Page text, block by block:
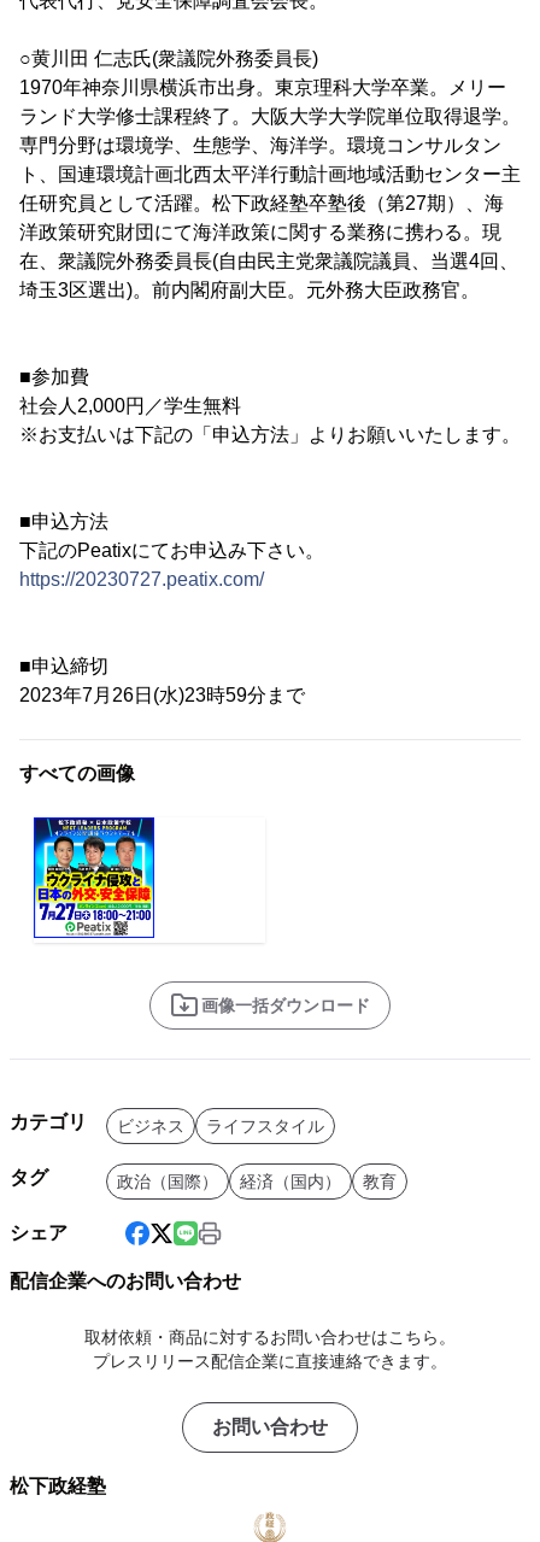
○黄川田 仁志氏(衆議院外務委員長)
1970年神奈川県横浜市出身。東京理科大学卒業。メリー
ランド大学修士課程終了。大阪大学大学院単位取得退学。
専門分野は環境学、生態学、海洋学。環境コンサルタン
ト、国連環境計画北西太平洋行動計画地域活動センター主
任研究員として活躍。松下政経塾卒塾後（第27期）、海
洋政策研究財団にて海洋政策に関する業務に携わる。現
在、衆議院外務委員長(自由民主党衆議院議員、当選4回、
埼玉3区選出)。前内閣府副大臣。元外務大臣政務官。
■参加費
社会人2,000円／学生無料
※お支払いは下記の「申込方法」よりお願いいたします。
■申込方法
下記のPeatixにてお申込み下さい。
https://20230727.peatix.com/
■申込締切
2023年7月26日(水)23時59分まで
すべての画像
画像一括ダウンロード
カテゴリ ビジネス ライフスタイル
タグ 政治（国際） 経済（国内） 教育
シェア
配信企業へのお問い合わせ
取材依頼・商品に対するお問い合わせはこちら。
プレスリリース配信企業に直接連絡できます。
お問い合わせ
松下政経塾